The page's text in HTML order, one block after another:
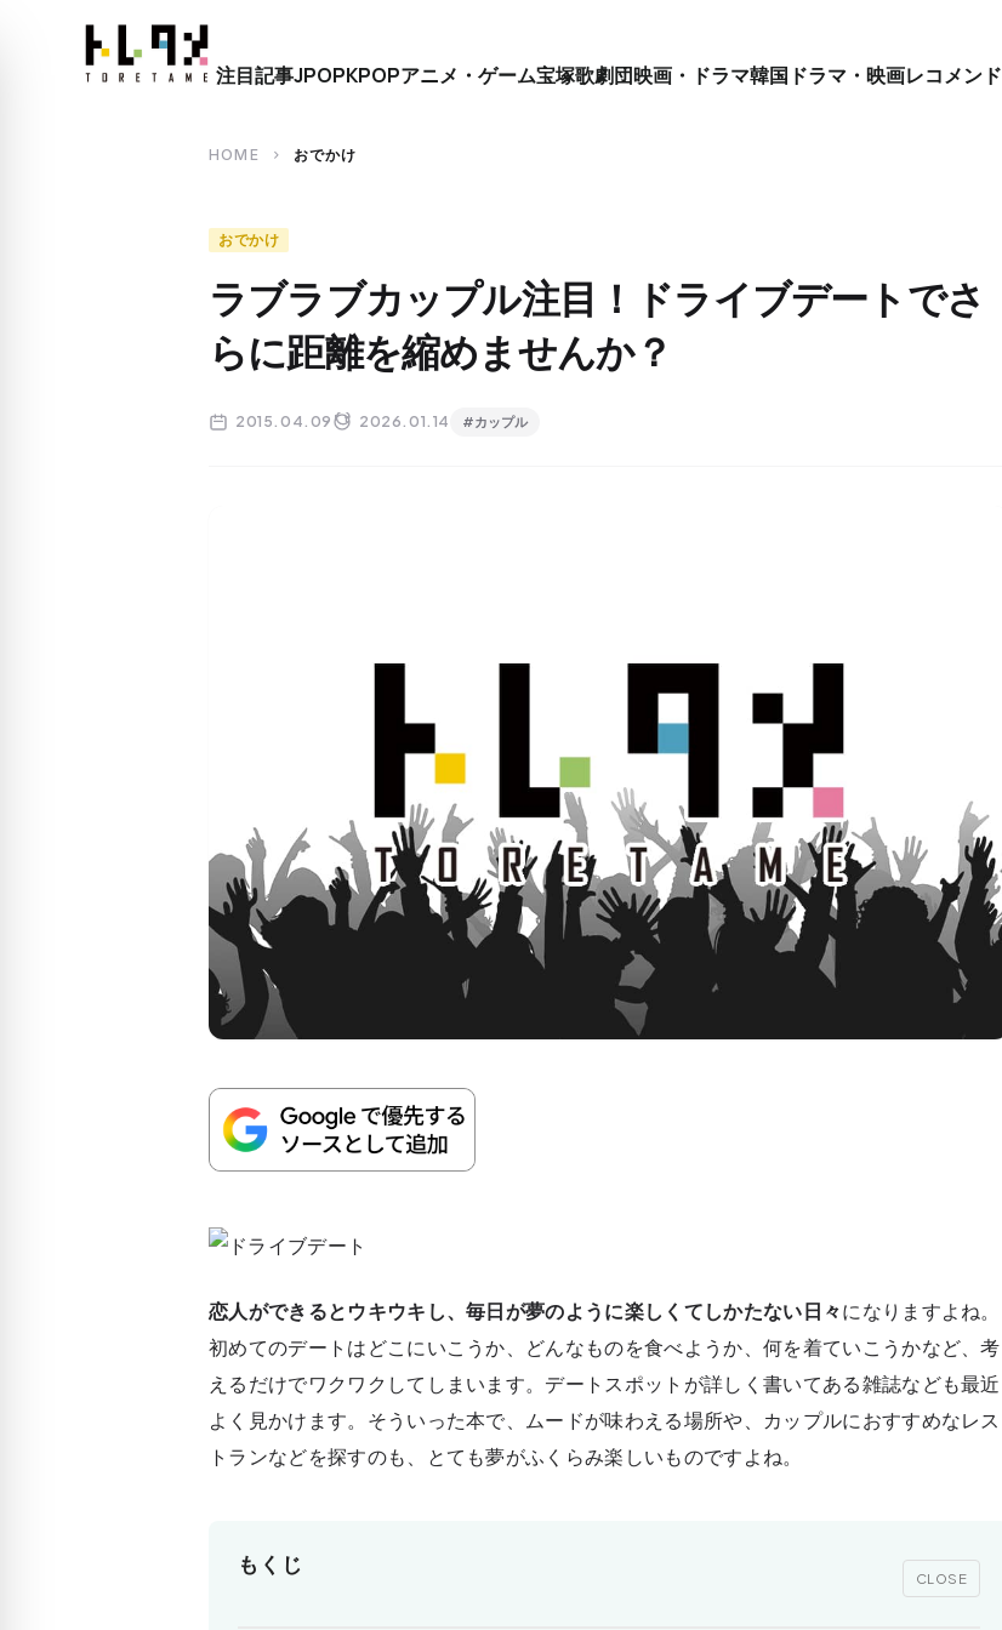
close
注目記事JPOPKPOPアニメ・ゲーム宝塚歌劇団映画・ドラマ韓国ドラマ・映画レコメンド
HOME chevron_right おでかけ
おでかけ
ラブラブカップル注目！ドライブデートでさ
らに距離を縮めませんか？
2015.04.09 2026.01.14 #カップル
恋人ができるとウキウキし、毎日が夢のように楽しくてしかたない日々になりますよね。
初めてのデートはどこにいこうか、どんなものを食べようか、何を着ていこうかなど、考
えるだけでワクワクしてしまいます。デートスポットが詳しく書いてある雑誌なども最近
よく見かけます。そういった本で、ムードが味わえる場所や、カップルにおすすめなレス
トランなどを探すのも、とても夢がふくらみ楽しいものですよね。
もくじ
CLOSE